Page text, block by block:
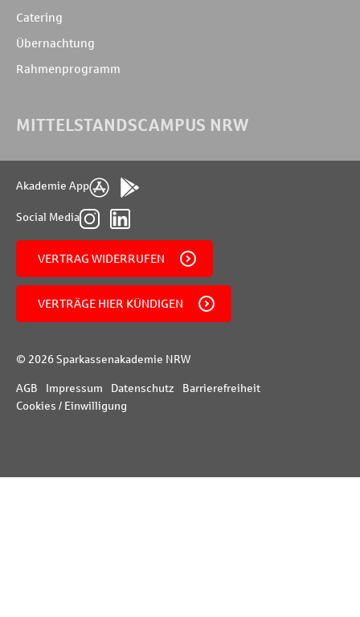
Catering
Übernachtung
Rahmenprogramm
MITTELSTANDSCAMPUS NRW
Akademie App
Social Media
VERTRAG WIDERRUFEN
VERTRÄGE HIER KÜNDIGEN
© 2026 Sparkassenakademie NRW
AGB Impressum Datenschutz
Barrierefreiheit
Cookies / Einwilligung